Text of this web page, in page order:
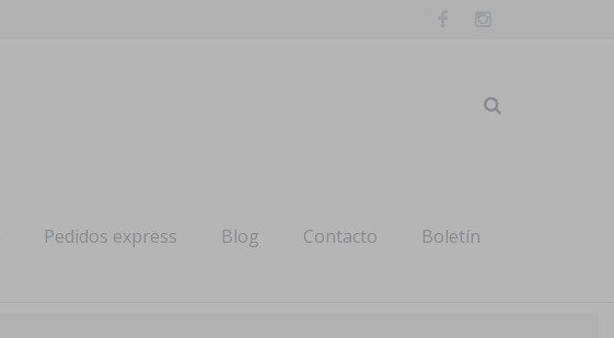
Pedidos express Blog Contacto Boletín